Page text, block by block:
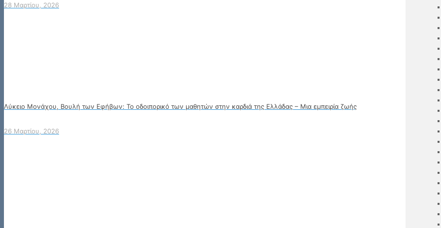
28 Μαρτίου, 2026
Λύκειο Μονάχου, Βουλή των Εφήβων: Το οδοιπορικό των μαθητών στην καρδιά της Ελλάδας – Μια εμπειρία ζωής
26 Μαρτίου, 2026